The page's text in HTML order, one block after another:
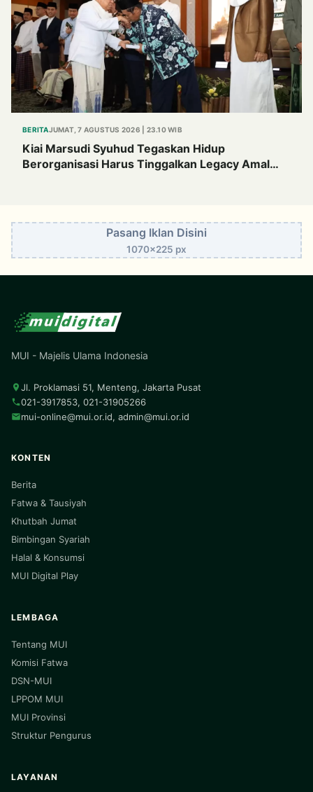
BERITAJUMAT, 7 AGUSTUS 2026 | 23.10 WIB
Kiai Marsudi Syuhud Tegaskan Hidup
Berorganisasi Harus Tinggalkan Legacy Amal
Pasang Iklan Disini
1070x225 px
MUI - Majelis Ulama Indonesia
Jl. Proklamasi 51, Menteng, Jakarta Pusat
021-3917853, 021-31905266
mui-online@mui.or.id, admin@mui.or.id
KONTEN
Berita
Fatwa & Tausiyah
Khutbah Jumat
Bimbingan Syariah
Halal & Konsumsi
MUI Digital Play
LEMBAGA
Tentang MUI
Komisi Fatwa
DSN-MUI
LPPOM MUI
MUI Provinsi
Struktur Pengurus
LAYANAN